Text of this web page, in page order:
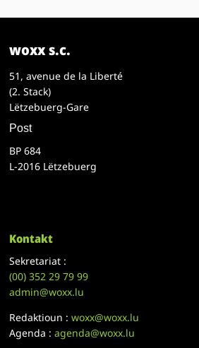
woxx s.c.
51, avenue de la Liberté
(2. Stack)
Lëtzebuerg-Gare
Post
BP 684
L-2016 Lëtzebuerg
Kontakt
Sekretariat :
(00)352 29 79 99
admin@woxx.lu
Redaktioun :woxx@woxx.lu
Agenda :agenda@woxx.lu